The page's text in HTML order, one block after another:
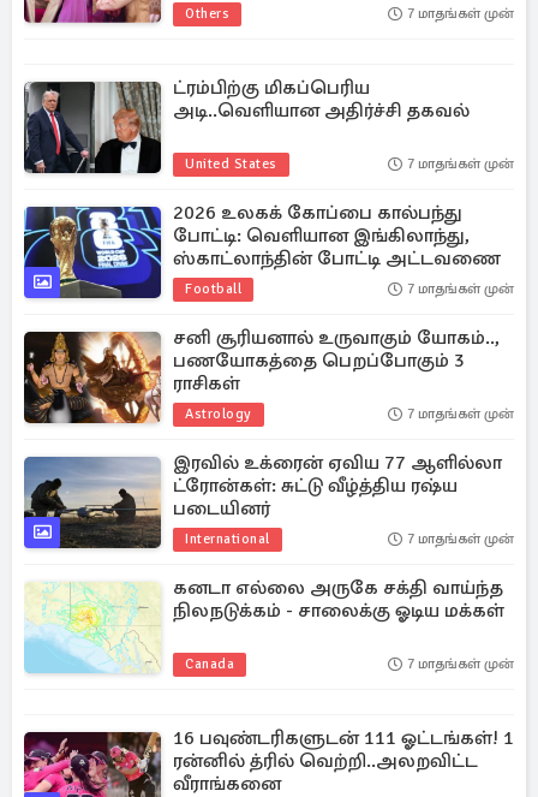
Others 7 மாதங்கள் முன்
ட்ரம்பிற்கு மிகப்பெரிய
அடி..வெளியான அதிர்ச்சி தகவல்
United States 7 மாதங்கள் முன்
2026 உலகக் கோப்பை கால்பந்து
போட்டி: வெளியான இங்கிலாந்து,
ஸ்காட்லாந்தின் போட்டி அட்டவணை
Football 7 மாதங்கள் முன்
சனி சூரியனால் உருவாகும் யோகம்..,
பணயோகத்தை பெறப்போகும் 3
ராசிகள்
Astrology 7 மாதங்கள் முன்
இரவில் உக்ரைன் ஏவிய 77 ஆளில்லா
ட்ரோன்கள்: சுட்டு வீழ்த்திய ரஷ்ய
படையினர்
International 7 மாதங்கள் முன்
கனடா எல்லை அருகே சக்தி வாய்ந்த
நிலநடுக்கம் - சாலைக்கு ஓடிய மக்கள்
Canada 7 மாதங்கள் முன்
16 பவுண்டரிகளுடன் 111 ஓட்டங்கள்! 1
ரன்னில் த்ரில் வெற்றி..அலறவிட்ட
வீராங்கனை